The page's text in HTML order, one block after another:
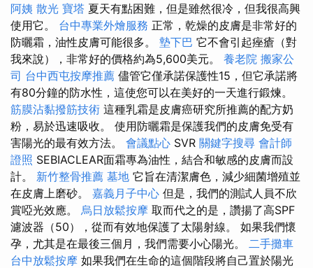
阿姨 散光 寶塔 夏天有點困難，但是雖然很冷，但我很高興
使用它。 台中專業外燴服務 正常，乾燥的皮膚是非常好的
防曬霜，油性皮膚可能很多。 墊下巴 它不會引起痤瘡（對
我來說），非常好的價格約為5,600美元。 養老院 搬家公
司 台中西屯按摩推薦 儘管它僅承諾保護性15，但它承諾將
有80分鐘的防水性，這使您可以在美好的一天進行鍛煉。
筋膜沾黏撥筋技術 這種乳霜是皮膚癌研究所推薦的配方奶
粉，易於迅速吸收。 使用防曬霜是保護我們的皮膚免受有
害陽光的最有效方法。 會議點心 SVR 關鍵字搜尋 會計師
證照 SEBIACLEAR面霜專為油性，結合和敏感的皮膚而設
計。 新竹整骨推薦 墓地 它旨在清潔膚色，減少細菌增殖並
在皮膚上磨砂。 嘉義月子中心 但是，我們的測試人員不欣
賞啞光效應。 烏日放鬆按摩 取而代之的是，讚揚了高SPF
濾波器（50），從而有效地保護了太陽射線。 如果我們懷
孕，尤其是在最後三個月，我們需要小心陽光。 二手攤車
台中放鬆按摩 如果我們在生命的這個階段將自己置於陽光